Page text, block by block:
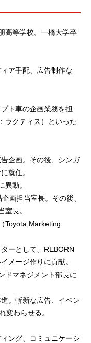
高等学校。一橋大学卒
ア手配、広告制作な
ト車の企画業務を担
ラクティス）といった
企画。その後、シンガ
就任。
動。
画担当室長。その後、
長。
Toyota Marketing
ーとして、REBORN
メージ作りに貢献。
ドマネジメント部長に
。斬新な広告、イベン
変わらせる。
ング、コミュニケーシ